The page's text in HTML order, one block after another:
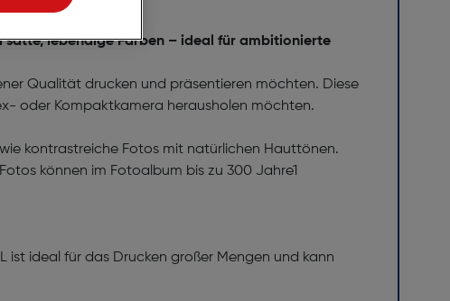
satte, lebendige Farben – ideal für ambitionierte
Qualität drucken und präsentieren möchten. Diese
oder Kompaktkamera herausholen möchten.
kontrastreiche Fotos mit natürlichen Hauttönen.
können im Fotoalbum bis zu 300 Jahre1
ist ideal für das Drucken großer Mengen und kann